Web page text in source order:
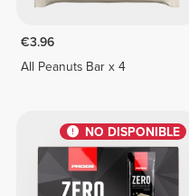
€3.96
All Peanuts Bar x 4
NO DISPONIBLE